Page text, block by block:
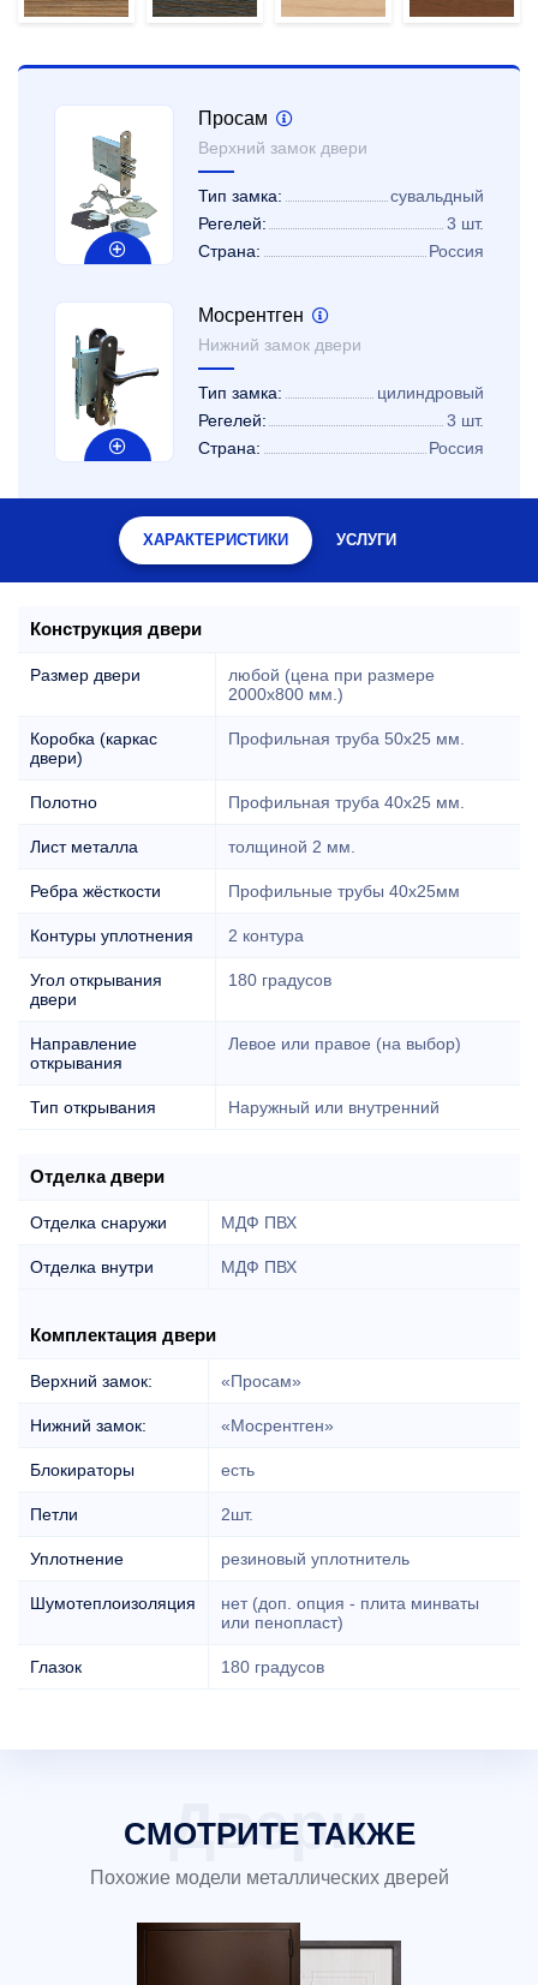
Просам
Верхний замок двери
Тип замка:
сувальдный
Регелей:
3 шт.
Страна:
Россия
Мосрентген
Нижний замок двери
Тип замка:
цилиндровый
Регелей:
3 шт.
Страна:
Россия
ХАРАКТЕРИСТИКИ УСЛУГИ
Конструкция двери
Размер двери
любой (цена при размере
2000x800 мм.)
Коробка (каркас
двери)
Профильная труба 50х25 мм.
Полотно Профильная труба 40х25 мм.
Лист металла толщиной 2 мм.
Ребра жёсткости Профильные трубы 40х25мм
Контуры уплотнения 2 контура
Угол открывания
двери
180 градусов
Направление
открывания
Левое или правое (на выбор)
Тип открывания Наружный или внутренний
Отделка двери
Отделка снаружи МДФ ПВХ
Отделка внутри МДФ ПВХ
Комплектация двери
Верхний замок: «Просам»
Нижний замок: «Мосрентген»
Блокираторы есть
Петли 2шт.
Уплотнение резиновый уплотнитель
Шумотеплоизоляция
нет (доп. опция - плита минваты
или пенопласт)
Глазок 180 градусов
СМОТРИТЕ ТАКЖЕ
Похожие модели металлических дверей